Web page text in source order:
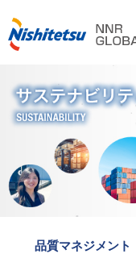
品質マネジメント